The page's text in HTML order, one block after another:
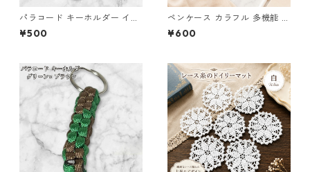
パラコード キーホルダー イエ
ロー ホワイト 編み込み s21
¥500
ペンケース カラフル 多機能 筆
箱 ファスナー6本 s9
¥600